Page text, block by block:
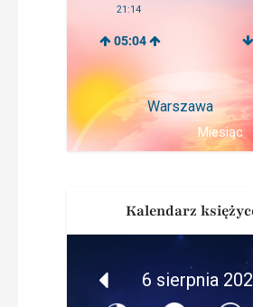
21:14
05:04
Miesiąc
Kalendarz
6 sierpnia